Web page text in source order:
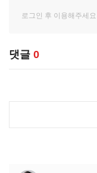
댓글 0